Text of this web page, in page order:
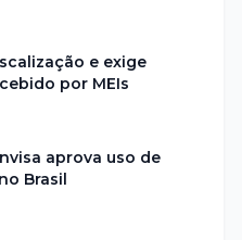
e exige
por MEIs
aprova uso de
Brasil